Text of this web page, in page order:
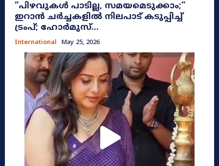
​“പിഴവുകൾ പാടില്ല, സമയമെടുക്കാം;”
ഇറാൻ ചർച്ചകളിൽ നിലപാട് കടുപ്പിച്ച്
ട്രംപ്; ഹോർമുസ്...
International May 25, 2026